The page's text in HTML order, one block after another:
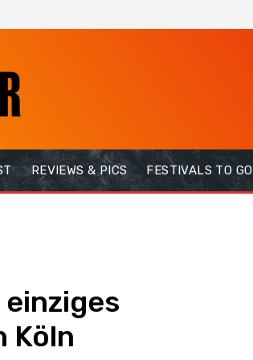
REVIEWS & PICS FESTIVALS TO GO
einziges
Köln